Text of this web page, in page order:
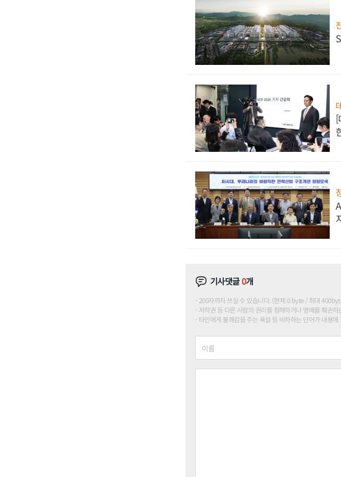
[
기사댓글0개
200자까지 쓰실 수 있습니다. (현재 0 byte / 최대
저작권 등 다른 사람의 권리를 침해하거나 명예를 훼손
타인에게 불쾌감을 주는 욕설 등 비하하는 단어가 내용